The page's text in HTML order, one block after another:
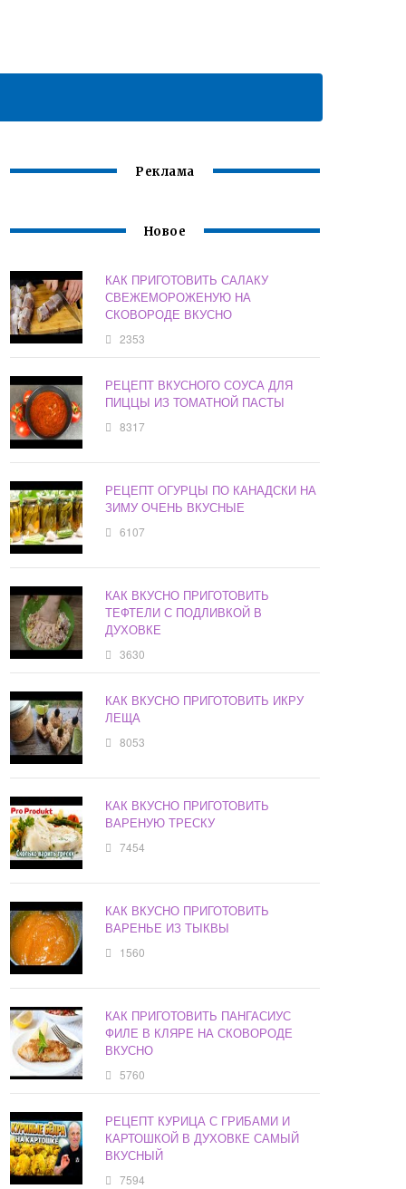
Реклама
Новое
КАК ПРИГОТОВИТЬ САЛАКУ
СВЕЖЕМОРОЖЕНУЮ НА
СКОВОРОДЕ ВКУСНО
2353
РЕЦЕПТ ВКУСНОГО СОУСА ДЛЯ
ПИЦЦЫ ИЗ ТОМАТНОЙ ПАСТЫ
8317
РЕЦЕПТ ОГУРЦЫ ПО КАНАДСКИ НА
ЗИМУ ОЧЕНЬ ВКУСНЫЕ
6107
КАК ВКУСНО ПРИГОТОВИТЬ
ТЕФТЕЛИ С ПОДЛИВКОЙ В
ДУХОВКЕ
3630
КАК ВКУСНО ПРИГОТОВИТЬ ИКРУ
ЛЕЩА
8053
КАК ВКУСНО ПРИГОТОВИТЬ
ВАРЕНУЮ ТРЕСКУ
7454
КАК ВКУСНО ПРИГОТОВИТЬ
ВАРЕНЬЕ ИЗ ТЫКВЫ
1560
КАК ПРИГОТОВИТЬ ПАНГАСИУС
ФИЛЕ В КЛЯРЕ НА СКОВОРОДЕ
ВКУСНО
5760
РЕЦЕПТ КУРИЦА С ГРИБАМИ И
КАРТОШКОЙ В ДУХОВКЕ САМЫЙ
ВКУСНЫЙ
7594